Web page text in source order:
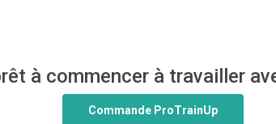
à commencer à travailler
Commande ProTrainUp